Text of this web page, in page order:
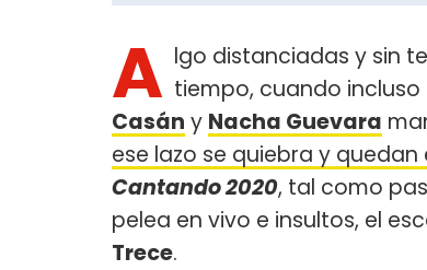
A lgo distanciadas y sin
tiempo, cuando
Casán y Nacha Guevara
ese lazo se quiebra y
Cantando 2020, tal como
pelea en vivo e insultos, el
Trece.